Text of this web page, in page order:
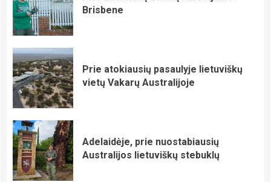
Brisbene
Prie atokiausių pasaulyje lietuviškų
vietų Vakarų Australijoje
Adelaidėje, prie nuostabiausių
Australijos lietuviškų stebuklų